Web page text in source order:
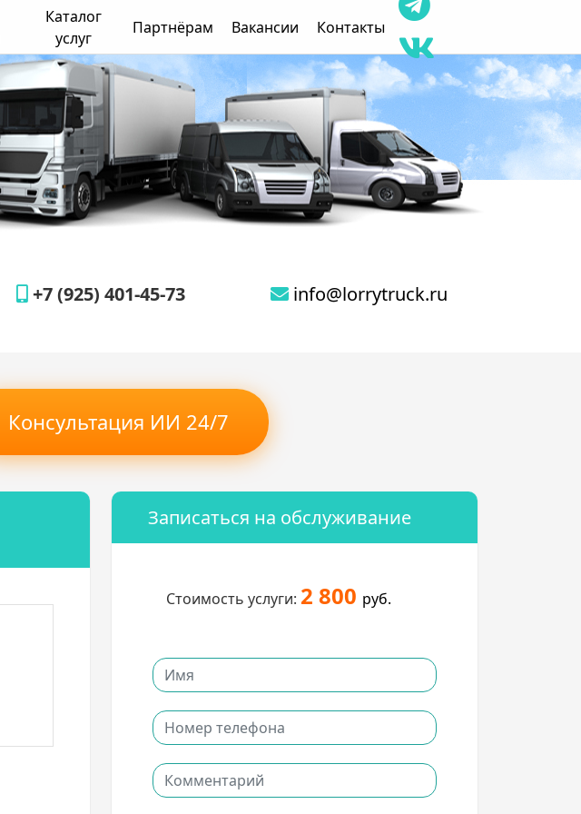
Каталог
услуг
Партнёрам Вакансии Контакты
+7 (925) 401-45-73 info@lorrytruck.ru
Консультация ИИ 24/7
Записаться на обслуживание
Стоимость услуги: 2 800 руб.